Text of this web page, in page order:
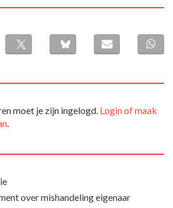
moet je zijn ingelogd. Login of maak
.
over mishandeling eigenaar